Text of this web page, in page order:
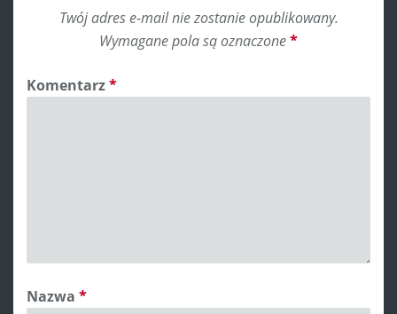
Twój adres e-mail nie zostanie opublikowany.
Wymagane pola są oznaczone*
Komentarz*
Nazwa *